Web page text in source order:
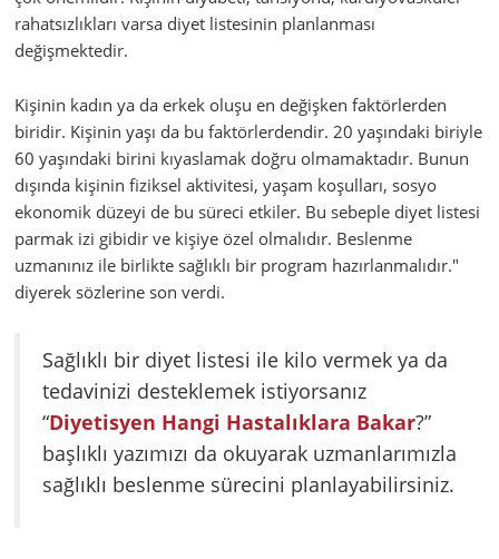
rahatsızlıkları varsa diyet listesinin planlanması
değişmektedir.
Kişinin kadın ya da erkek oluşu en değişken faktörlerden
biridir. Kişinin yaşı da bu faktörlerdendir. 20 yaşındaki biriyle
60 yaşındaki birini kıyaslamak doğru olmamaktadır. Bunun
dışında kişinin fiziksel aktivitesi, yaşam koşulları, sosyo
ekonomik düzeyi de bu süreci etkiler. Bu sebeple diyet listesi
parmak izi gibidir ve kişiye özel olmalıdır. Beslenme
uzmanınız ile birlikte sağlıklı bir program hazırlanmalıdır."
diyerek sözlerine son verdi.
Sağlıklı bir diyet listesi ile kilo vermek ya da
tedavinizi desteklemek istiyorsanız
“Diyetisyen Hangi Hastalıklara Bakar?”
başlıklı yazımızı da okuyarak uzmanlarımızla
sağlıklı beslenme sürecini planlayabilirsiniz.